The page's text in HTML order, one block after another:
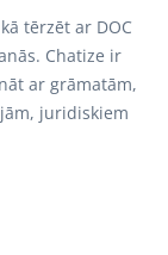
tērzēt ar DOC
Chatize ir
ar grāmatām,
juridiskiem